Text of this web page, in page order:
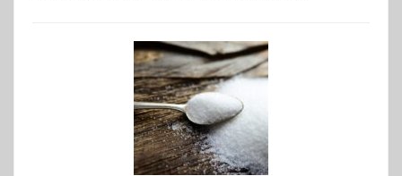
Freund
in
Gefahr
ist:
Brandschutz
für
Hunde